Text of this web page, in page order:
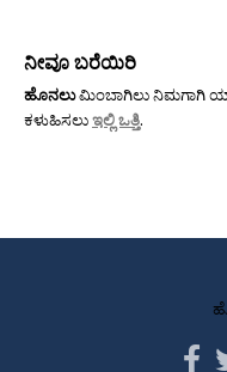
ನೀವೂ ಬರೆಯಿರಿ
ಹೊನಲುಮಿಂಬಾಗಿಲು ನಿಮಗಾಗಿ
ಕಳುಹಿಸಲುಇಲ್ಲಿ ಒತ್ತಿ.